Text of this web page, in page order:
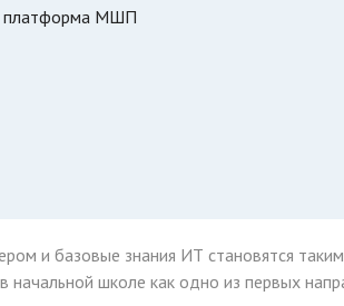
платформа МШП
и базовые знания ИТ становятся
школе как одно из первых